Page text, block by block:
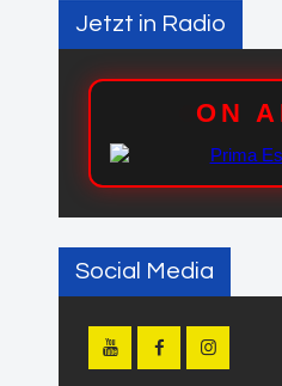
Jetzt in Radio
Social Media